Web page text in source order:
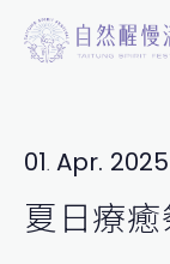
01. Apr. 2025
夏日療